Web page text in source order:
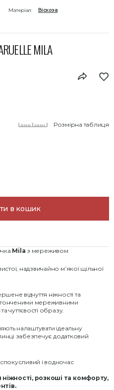
Матеріал:
Віскоза
MILA
Розмірна таблиця
в кошик
Mila з мереживом
надзвичайно м’якої щільної
відчуття ніжності та
мереживними
чуттєвості образу.
налаштувати ідеальну
забезпечує додатковий
і водночас
розкоші та комфорту,